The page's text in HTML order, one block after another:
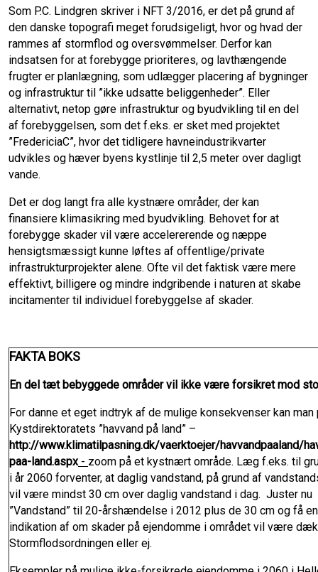
Som P.C. Lindgren skriver i NFT 3/2016, er det på grund af
den danske topografi meget forudsigeligt, hvor og hvad der
rammes af stormflod og oversvømmelser. Derfor kan
indsatsen for at forebygge prioriteres, og lavthængende
frugter er planlægning, som udlægger placering af bygninger
og infrastruktur til ”ikke udsatte beliggenheder”. Eller
alternativt, netop gøre infrastruktur og byudvikling til en del
af forebyggelsen, som det f.eks. er sket med projektet
”FredericiaC”, hvor det tidligere havneindustrikvarter
udvikles og hæver byens kystlinje til 2,5 meter over dagligt
vande.
Det er dog langt fra alle kystnære områder, der kan
finansiere klimasikring med byudvikling. Behovet for at
forebygge skader vil være accelererende og næppe
hensigtsmæssigt kunne løftes af offentlige/private
infrastrukturprojekter alene. Ofte vil det faktisk være mere
effektivt, billigere og mindre indgribende i naturen at skabe
incitamenter til individuel forebyggelse af skader.
FAKTA BOKS
En del tæt bebyggede områder vil ikke være forsikret mod
For danne et eget indtryk af de mulige konsekvenser kan man
Kystdirektoratets ”havvand på land” –
http://www.klimatilpasning.dk/vaerktoejer/havvandpaaland/
paa-land.aspx- zoom på et kystnært område. Læg f.eks. til
i år 2060 forventer, at daglig vandstand, på grund af
vil være mindst 30 cm over daglig vandstand i dag. Juster nu
”Vandstand” til 20-årshændelse i 2012 plus de 30 cm og få en
indikation af om skader på ejendomme i området vil være
Stormflodsordningen eller ej.